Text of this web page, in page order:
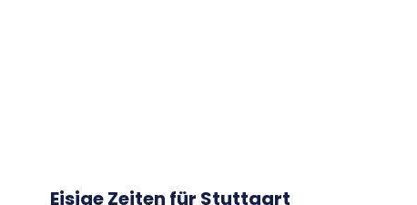
Eisige Zeiten für Stuttgart